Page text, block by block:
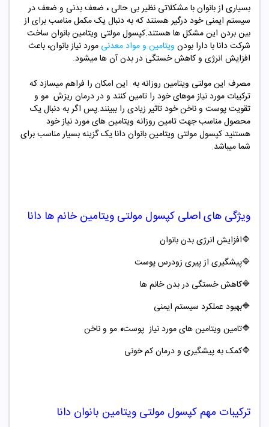
بسیاری از بانوان با مشکلاتی نظیر بی حالی ، ضعف بدنی و ضعف در
سیستم ایمنی خود درگیر هستند که به دنبال یک مکمل مناسب برای از
بین بردن این مشکل ها هستند.کپسول مولتی ویتامین بانوان ساخت
شرکت دانا با دارا بودن ویتامین و مواد معدنی مورد نیاز بانوان،باعث
افزایش انرژی و کاهش خستگی در بدن آن ها میشود.
مصرف این مولتی ویتامین روزانه به این امکان را فراهم میسازد که
ترکیبات مورد نیاز موهای خود را تامین کنند و در درمان ریزش مو و
تقویت پوست و ناخن خود تاثیر زیادی را ببینند.پس اگر به دنبال یک
محصول مناسب جهت تامین روزانه ویتامین های مورد نیاز خود
هستنید کپسول مولتی ویتامین بانوان دانا یک گزینه بسیار مناسب برای
شما میباشد.
ویژگی های اصلی کپسول مولتی ویتامین خانم ها دانا
🔷افزایش انرژی بدن بانوان
🔷پیشگیری از پیری زودرس پوست
🔷کاهش خستگی در بدن خانم ها
🔷بهبود عملکرد سیستم ایمنی
🔷تامین ویتامین های مورد نیاز پوست، مو و ناخن
🔷کمک به پیشگیری و درمان کم خونی
ترکیبات مهم کپسول مولتی ویتامین بانوان دانا